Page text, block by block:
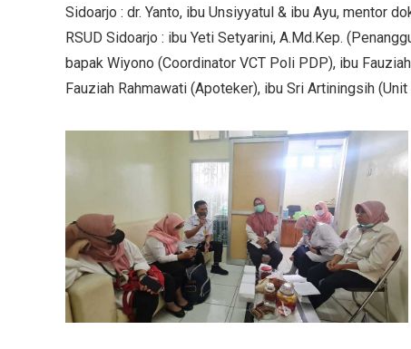
Sidoarjo : dr. Yanto, ibu Unsiyyatul & ibu Ayu, mentor
RSUD Sidoarjo : ibu Yeti Setyarini, A.Md.Kep.
bapak Wiyono (Coordinator VCT Poli PDP), ibu
Fauziah Rahmawati (Apoteker), ibu Sri Artiningsih